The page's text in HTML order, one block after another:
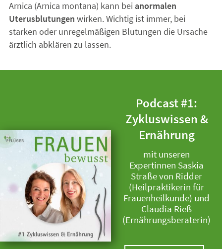
Arnica (Arnica montana) kann bei anormalen
Uterusblutungen wirken. Wichtig ist immer, bei
starken oder unregelmäßigen Blutungen die Ursache
ärztlich abklären zu lassen.
Podcast #1:
Zykluswissen &
Ernährung
mit unseren
Expertinnen Saskia
Straße von Ridder
(Heilpraktikerin für
Frauenheilkunde) und
Claudia Rieß
(Ernährungsberaterin)